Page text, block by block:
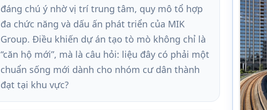
đáng chú ý nhờ vị trí trung tâm, quy mô tổ hợp
đa chức năng và dấu ấn phát triển của MIK
Group. Điều khiến dự án tạo tò mò không chỉ là
“căn hộ mới”, mà là câu hỏi: liệu đây có phải một
chuẩn sống mới dành cho nhóm cư dân thành
đạt tại khu vực?